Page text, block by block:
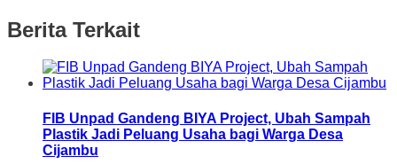
Berita Terkait
FIB Unpad Gandeng BIYA Project, Ubah Sampah
Plastik Jadi Peluang Usaha bagi Warga Desa
Cijambu